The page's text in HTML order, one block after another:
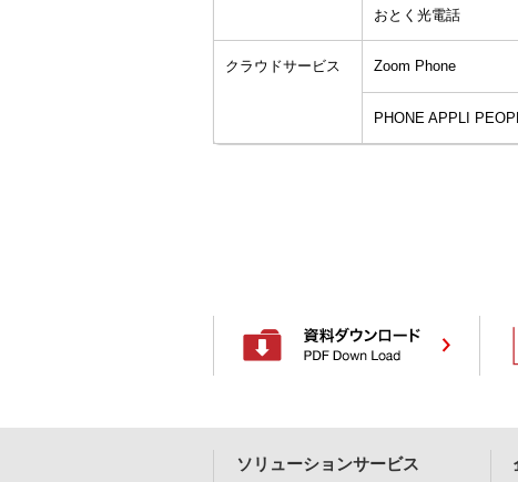
おとく光電話
クラウドサービス Zoom Phone
PHONE APPLI
ソリューションサービス